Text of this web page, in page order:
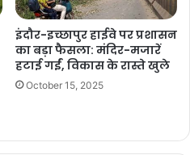
इंदौर-इच्छापुर हाईवे पर प्रशासन
का बड़ा फैसला: मंदिर-मजारें
हटाई गईं, विकास के रास्ते खुले
October 15, 2025